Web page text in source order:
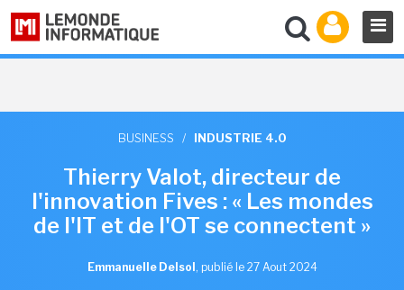
BUSINESS / INDUSTRIE 4.0
Thierry Valot, directeur de
l'innovation Fives : « Les mondes
de l'IT et de l'OT se connectent »
Emmanuelle Delsol , publié le 27 Aout 2024